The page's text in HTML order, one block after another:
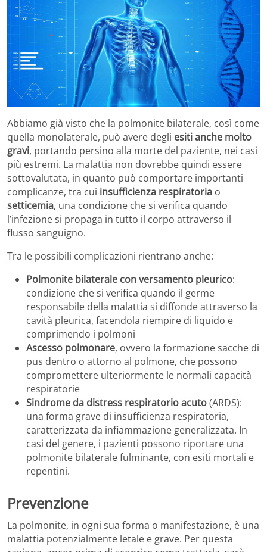
Abbiamo già visto che la polmonite bilaterale, così come
quella monolaterale, può avere degli esiti anche molto
gravi, portando persino alla morte del paziente, nei casi
più estremi. La malattia non dovrebbe quindi essere
sottovalutata, in quanto può comportare importanti
complicanze, tra cui insufficienza respiratoria o
setticemia, una condizione che si verifica quando
l’infezione si propaga in tutto il corpo attraverso il
flusso sanguigno.
Tra le possibili complicazioni rientrano anche:
Polmonite bilaterale con versamento pleurico:
condizione che si verifica quando il germe
responsabile della malattia si diffonde attraverso la
cavità pleurica, facendola riempire di liquido e
comprimendo i polmoni
Ascesso polmonare, ovvero la formazione sacche di
pus dentro o attorno al polmone, che possono
compromettere ulteriormente le normali capacità
respiratorie
Sindrome da distress respiratorio acuto(ARDS):
una forma grave di insufficienza respiratoria,
caratterizzata da infiammazione generalizzata. In
casi del genere, i pazienti possono riportare una
polmonite bilaterale fulminante, con esiti mortali e
repentini.
Prevenzione
La polmonite, in ogni sua forma o manifestazione, è una
malattia potenzialmente letale e grave. Per questa